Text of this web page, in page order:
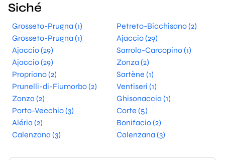
Siché
Grosseto-Prugna (1)
Petreto-Bicchisano (2)
Grosseto-Prugna (1)
Ajaccio (29)
Ajaccio (29)
Sarrola-Carcopino (1)
Ajaccio (29)
Zonza (2)
Propriano (2)
Sartène (1)
Prunelli-di-Fiumorbo (2)
Ventiseri (1)
Zonza (2)
Ghisonaccia (1)
Porto-Vecchio (3)
Corte (5)
Aléria (2)
Bonifacio (2)
Calenzana (3)
Calenzana (3)